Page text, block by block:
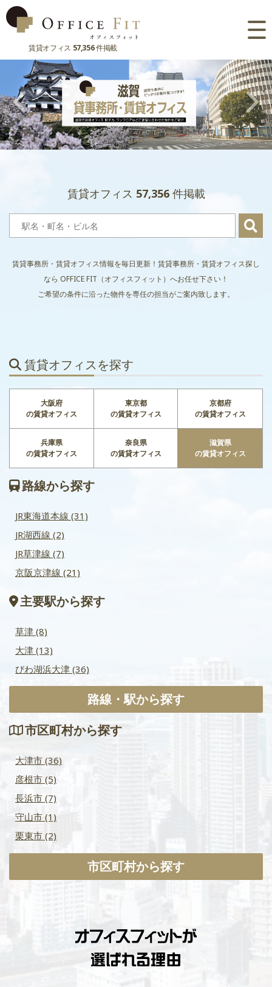
賃貸オフィス 57,356件掲載
路線
大阪府
東京都
京都府
滋賀県
主要駅
大阪府
東京都
奈良県
市区町村
大阪府
兵庫県
お気に入り
賃貸オフィス 57,356件掲載
賃貸事務所・賃貸オフィス情報を毎日更新！賃貸事務所・賃貸オフィス探し
なら OFFICE FIT（オフィスフィット）へお任せ下さい！
ご希望の条件に沿った物件を専任の担当がご案内致します。
賃貸オフィスを探す
大阪府
の賃貸オフィス
東京都
の賃貸オフィス
京都府
の賃貸オフィス
兵庫県
の賃貸オフィス
奈良県
の賃貸オフィス
滋賀県
の賃貸オフィス
路線から探す
JR東海道本線 (31)
JR湖西線 (2)
JR草津線 (7)
京阪京津線 (21)
主要駅から探す
草津 (8)
大津 (13)
びわ湖浜大津 (36)
路線・駅から探す
市区町村から探す
大津市 (36)
彦根市 (5)
長浜市 (7)
守山市 (1)
栗東市 (2)
市区町村から探す